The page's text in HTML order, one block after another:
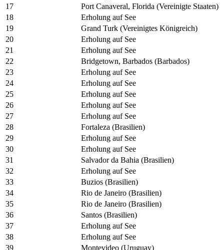
17
Port Canaveral, Florida (Vereinigte Staaten)
18
Erholung auf See
19
Grand Turk (Vereinigtes Königreich)
20
Erholung auf See
21
Erholung auf See
22
Bridgetown, Barbados (Barbados)
23
Erholung auf See
24
Erholung auf See
25
Erholung auf See
26
Erholung auf See
27
Erholung auf See
28
Fortaleza (Brasilien)
29
Erholung auf See
30
Erholung auf See
31
Salvador da Bahia (Brasilien)
32
Erholung auf See
33
Buzios (Brasilien)
34
Rio de Janeiro (Brasilien)
35
Rio de Janeiro (Brasilien)
36
Santos (Brasilien)
37
Erholung auf See
38
Erholung auf See
39
Montevideo (Uruguay)